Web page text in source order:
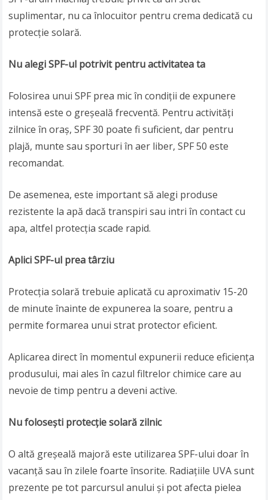
suplimentar, nu ca înlocuitor pentru crema dedicată cu
protecție solară.
Nu alegi SPF-ul potrivit pentru activitatea ta
Folosirea unui SPF prea mic în condiții de expunere
intensă este o greșeală frecventă. Pentru activități
zilnice în oraș, SPF 30 poate fi suficient, dar pentru
plajă, munte sau sporturi în aer liber, SPF 50 este
recomandat.
De asemenea, este important să alegi produse
rezistente la apă dacă transpiri sau intri în contact cu
apa, altfel protecția scade rapid.
Aplici SPF-ul prea târziu
Protecția solară trebuie aplicată cu aproximativ 15-20
de minute înainte de expunerea la soare, pentru a
permite formarea unui strat protector eficient.
Aplicarea direct în momentul expunerii reduce eficiența
produsului, mai ales în cazul filtrelor chimice care au
nevoie de timp pentru a deveni active.
Nu folosești protecție solară zilnic
O altă greșeală majoră este utilizarea SPF-ului doar în
vacanță sau în zilele foarte însorite. Radiațiile UVA sunt
prezente pe tot parcursul anului și pot afecta pielea